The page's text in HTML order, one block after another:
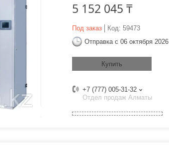
5 152 045 ₸
Под заказ Код: 59473
Отправка с 06 октября 2026
Купить
+7 (777) 005-31-32
Отдел продаж Алматы